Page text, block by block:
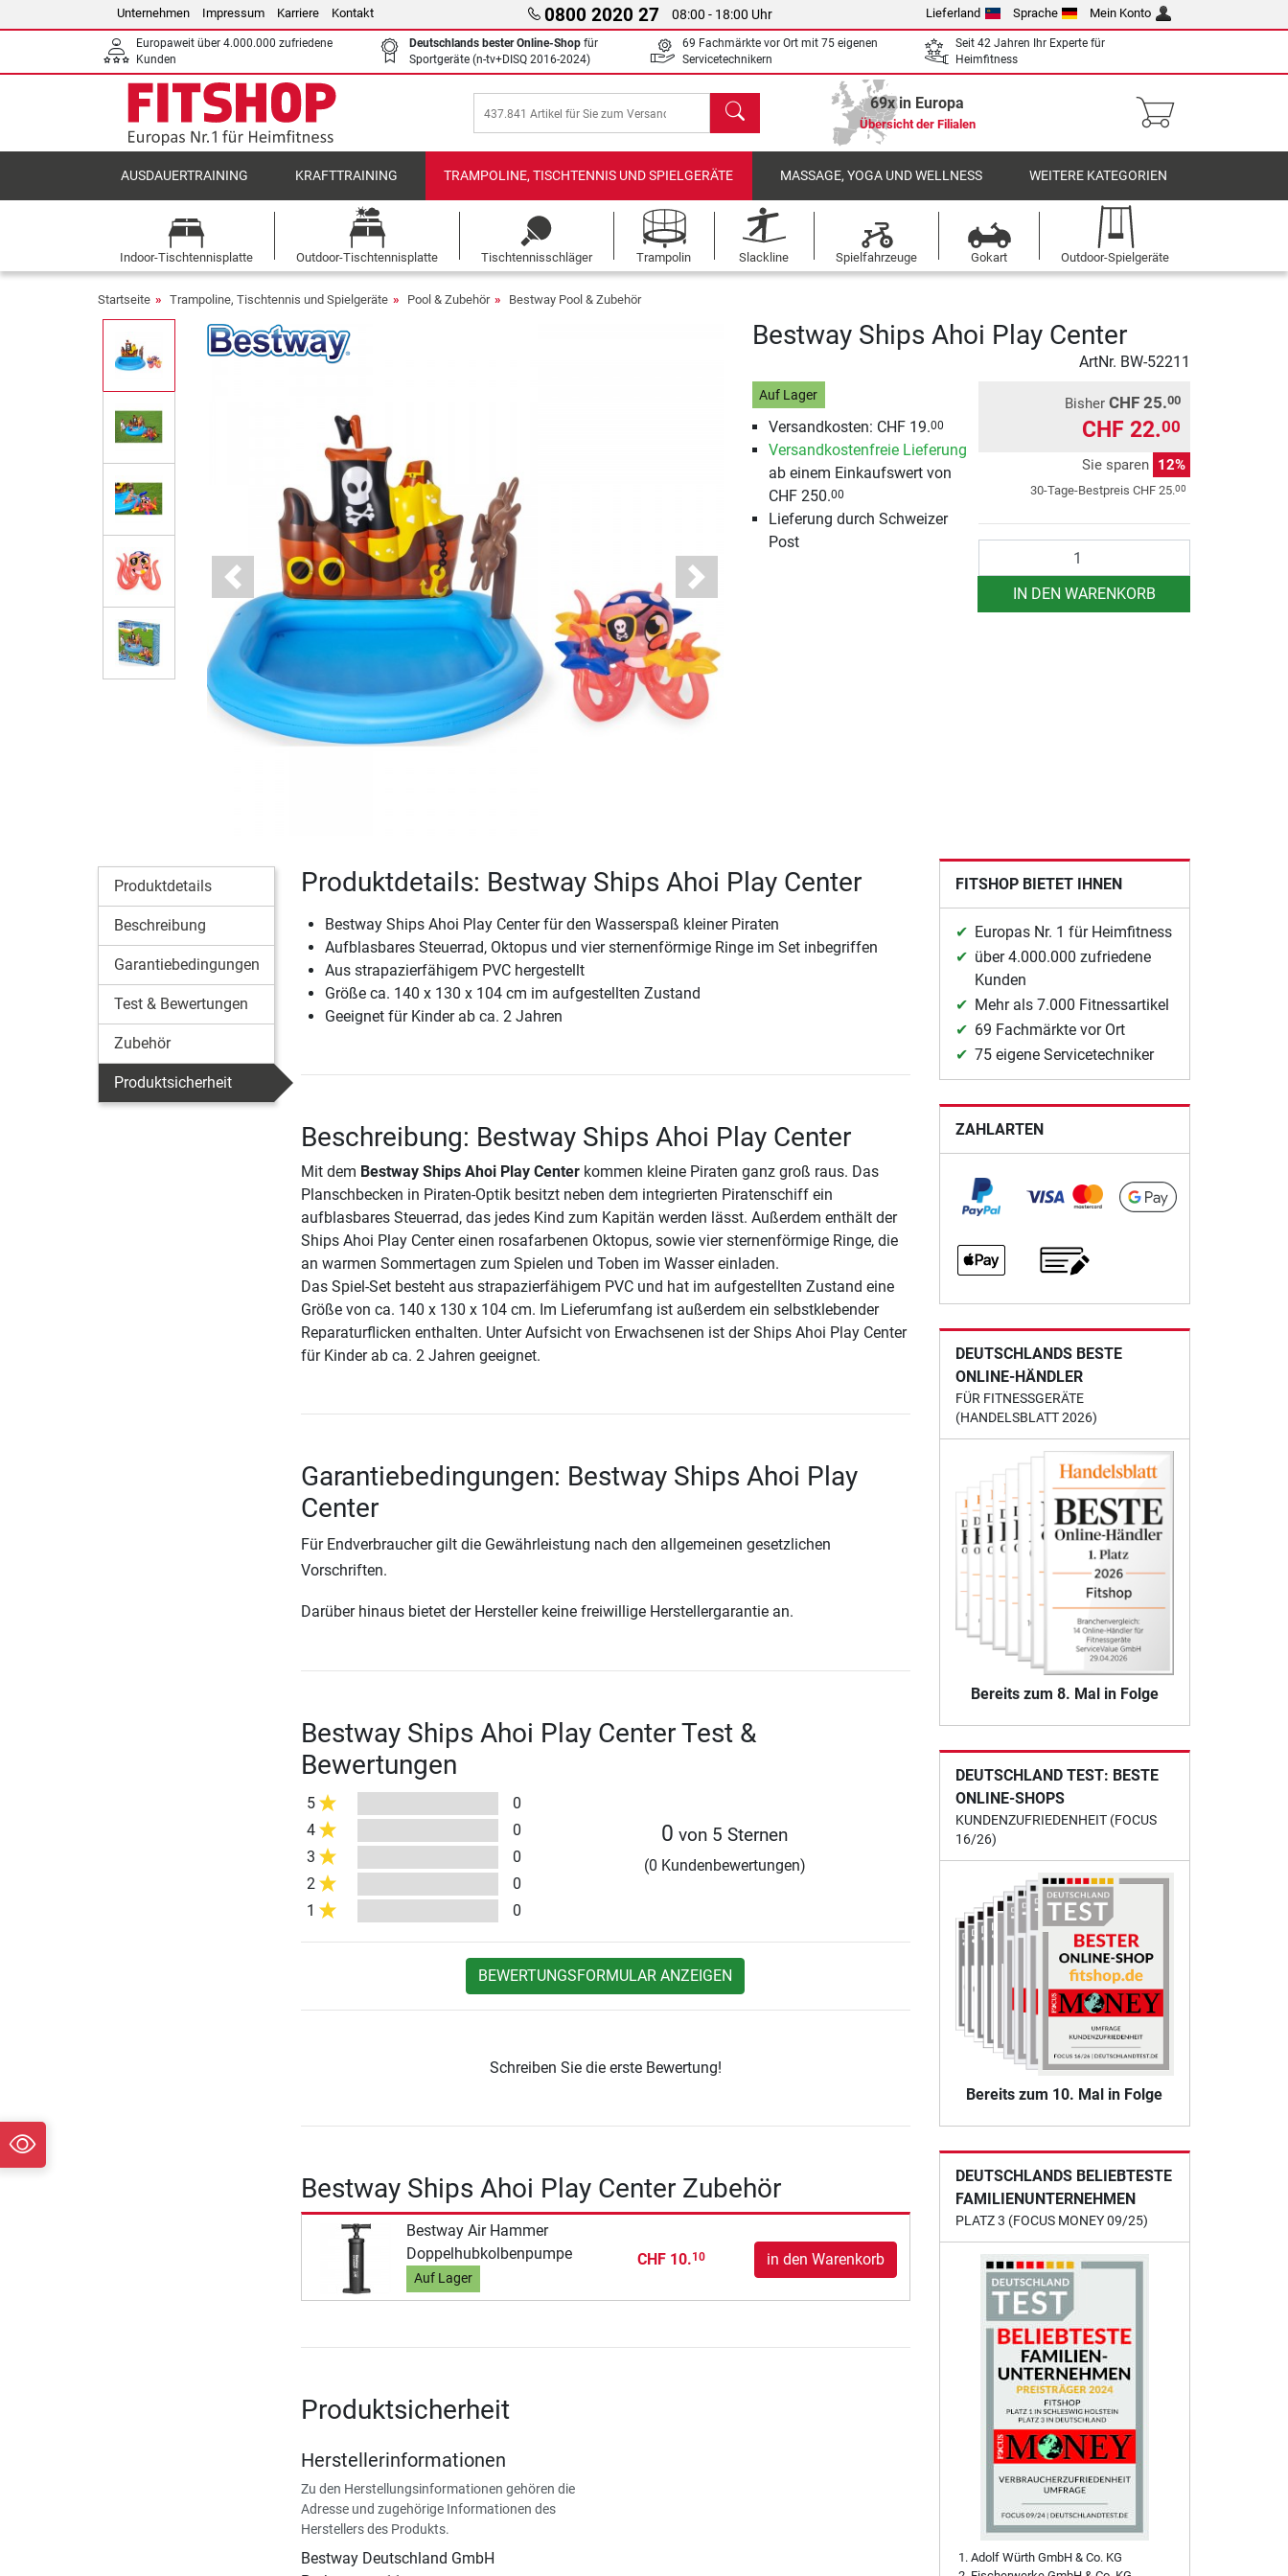
Unternehmen Impressum Karriere Kontakt 0800 2020 27 08:00 - 18:00 Uhr Lieferland Sprache Mein Konto
Europaweit über 4.000.000 zufriedene
Kunden
Deutschlands bester Online-Shop für
Sportgeräte (n-tv+DISQ 2016-2024)
69 Fachmärkte vor Ort mit 75 eigenen
Servicetechnikern
Seit 42 Jahren Ihr Experte für
Heimfitness
Suchen 69x in Europa
Übersicht der Filialen
AUSDAUERTRAINING KRAFTTRAINING TRAMPOLINE, TISCHTENNIS UND SPIELGERÄTE MASSAGE, YOGA UND WELLNESS WEITERE KATEGORIEN
Indoor-Tischtennisplatte Outdoor-Tischtennisplatte Tischtennisschläger Trampolin Slackline Spielfahrzeuge Gokart Outdoor-Spielgeräte
Startseite Trampoline, Tischtennis und Spielgeräte Pool & Zubehör Bestway Pool & Zubehör
Previous Next
Bestway Ships Ahoi Play Center
ArtNr. BW-52211
Auf Lager
Versandkosten: CHF 19.00
Versandkostenfreie Lieferung
ab einem Einkaufswert von
CHF 250.00
Lieferung durch Schweizer
Post
Bisher CHF 25.00
CHF 22.00
Sie sparen 12%
30-Tage-Bestpreis CHF 25.00
IN DEN WARENKORB
Produktdetails
Beschreibung
Garantiebedingungen
Test & Bewertungen
Zubehör
Produktsicherheit
Produktdetails: Bestway Ships Ahoi Play Center
Bestway Ships Ahoi Play Center für den Wasserspaß kleiner Piraten
Aufblasbares Steuerrad, Oktopus und vier sternenförmige Ringe im Set inbegriffen
Aus strapazierfähigem PVC hergestellt
Größe ca. 140 x 130 x 104 cm im aufgestellten Zustand
Geeignet für Kinder ab ca. 2 Jahren
Beschreibung: Bestway Ships Ahoi Play Center
Mit dem Bestway Ships Ahoi Play Centerkommen kleine Piraten ganz groß raus. Das
Planschbecken in Piraten-Optik besitzt neben dem integrierten Piratenschiff ein
aufblasbares Steuerrad, das jedes Kind zum Kapitän werden lässt. Außerdem enthält der
Ships Ahoi Play Center einen rosafarbenen Oktopus, sowie vier sternenförmige Ringe, die
an warmen Sommertagen zum Spielen und Toben im Wasser einladen.
Das Spiel-Set besteht aus strapazierfähigem PVC und hat im aufgestellten Zustand eine
Größe von ca. 140 x 130 x 104 cm. Im Lieferumfang ist außerdem ein selbstklebender
Reparaturflicken enthalten. Unter Aufsicht von Erwachsenen ist der Ships Ahoi Play Center
für Kinder ab ca. 2 Jahren geeignet.
Garantiebedingungen: Bestway Ships Ahoi Play
Center
Für Endverbraucher gilt die Gewährleistung nach den allgemeinen gesetzlichen
Vorschriften.
Darüber hinaus bietet der Hersteller keine freiwillige Herstellergarantie an.
Bestway Ships Ahoi Play Center Test &
Bewertungen
5
0
4
0
3
0
2
0
1
0
0 von 5 Sternen
(0 Kundenbewertungen)
BEWERTUNGSFORMULAR ANZEIGEN
Schreiben Sie die erste Bewertung!
Bestway Ships Ahoi Play Center Zubehör
Bestway Air Hammer
Doppelhubkolbenpumpe
Auf Lager
CHF 10.10 in den Warenkorb
Produktsicherheit
Herstellerinformationen
Zu den Herstellungsinformationen gehören die
Adresse und zugehörige Informationen des
Herstellers des Produkts.
Bestway Deutschland GmbH
FITSHOP BIETET IHNEN
Europas Nr. 1 für Heimfitness
über 4.000.000 zufriedene
Kunden
Mehr als 7.000 Fitnessartikel
69 Fachmärkte vor Ort
75 eigene Servicetechniker
ZAHLARTEN
DEUTSCHLANDS BESTE
ONLINE-HÄNDLER
FÜR FITNESSGERÄTE
(HANDELSBLATT 2026)
Bereits zum 8. Mal in Folge
DEUTSCHLAND TEST: BESTE
ONLINE-SHOPS
KUNDENZUFRIEDENHEIT (FOCUS
16/26)
Bereits zum 10. Mal in Folge
DEUTSCHLANDS BELIEBTESTE
FAMILIENUNTERNEHMEN
PLATZ 3 (FOCUS MONEY 09/25)
Adolf Würth GmbH & Co. KG